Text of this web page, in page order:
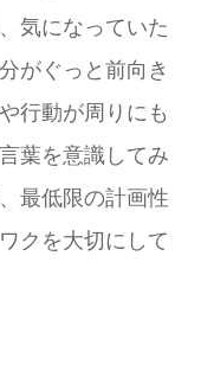
気になっていた
がぐっと前向き
行動が周りにも
葉を意識してみ
最低限の計画性
クを大切にして